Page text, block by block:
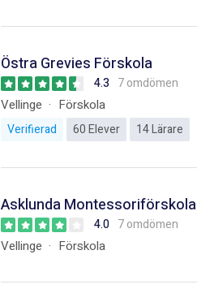
Östra Grevies Förskola
4.3 7 omdömen
Vellinge Förskola
Verifierad 60 Elever 14 Lärare
Asklunda Montessoriförskola
4.0 7 omdömen
Vellinge Förskola